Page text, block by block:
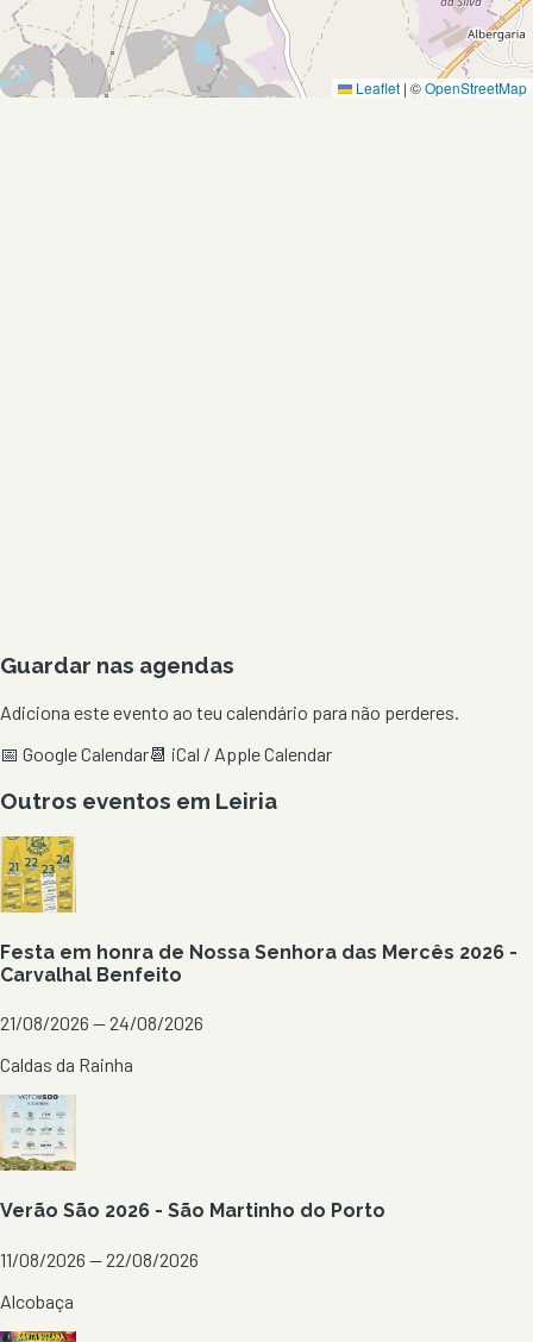
Leaflet | ©OpenStreetMap
Guardar nas agendas
Adiciona este evento ao teu calendário para não perderes.
📅 Google Calendar📆 iCal / Apple Calendar
Outros eventos em Leiria
Festa em honra de Nossa Senhora das Mercês 2026 -
Carvalhal Benfeito
21/08/2026 — 24/08/2026
Caldas da Rainha
Verão São 2026 - São Martinho do Porto
11/08/2026 — 22/08/2026
Alcobaça